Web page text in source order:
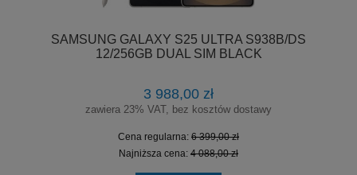
SAMSUNG GALAXY S25 ULTRA S938B/DS
12/256GB DUAL SIM BLACK
3 988,00 zł
zawiera 23% VAT, bez kosztów dostawy
Cena regularna: 6 399,00 zł
Najniższa cena: 4 088,00 zł